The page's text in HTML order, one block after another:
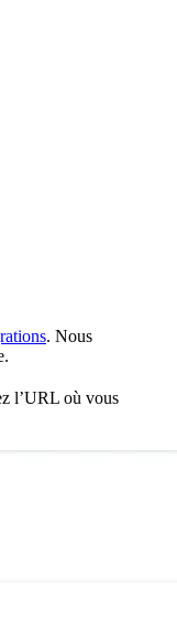
. Nous
l’URL où vous